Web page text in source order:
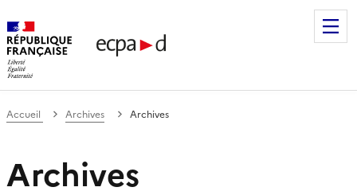
de communication et de production
Accueil Archives Archives
Archives